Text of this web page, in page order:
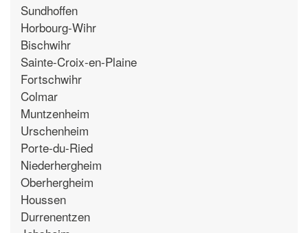
Sundhoffen
Horbourg-Wihr
Bischwihr
Sainte-Croix-en-Plaine
Fortschwihr
Colmar
Muntzenheim
Urschenheim
Porte-du-Ried
Niederhergheim
Oberhergheim
Houssen
Durrenentzen